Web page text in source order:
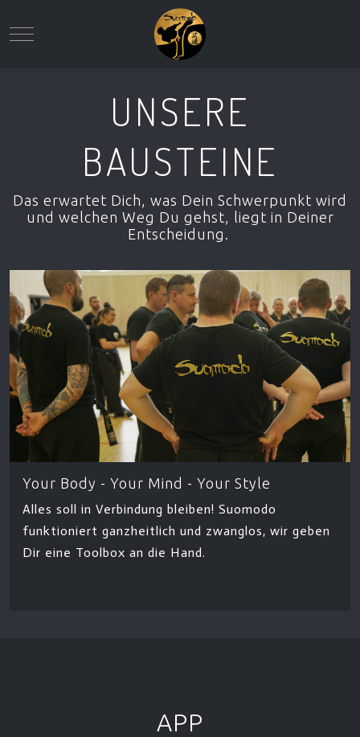
Mobile Menu Toggle
UNSERE
BAUSTEINE
Das erwartet Dich, was Dein Schwerpunkt wird
und welchen Weg Du gehst, liegt in Deiner
Entscheidung.
Your Body - Your Mind - Your Style
Alles soll in Verbindung bleiben! Suomodo
funktioniert ganzheitlich und zwanglos, wir geben
Dir eine Toolbox an die Hand.
APP